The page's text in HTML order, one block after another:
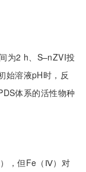
为2 h、S–nZVI投
始溶液pH时，反
体系的活性物种
，但Fe（Ⅳ）对